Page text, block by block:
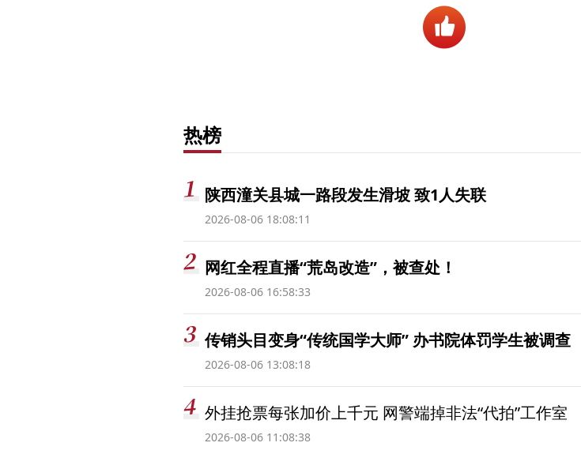
热榜
陕西潼关县城一路段发生滑坡 致1人失联
2026-08-06 18:08:11
网红全程直播“荒岛改造”，被查处！
2026-08-06 16:58:33
传销头目变身“传统国学大师” 办书院体罚学生被调查
2026-08-06 13:08:18
外挂抢票每张加价上千元 网警端掉非法“代拍”工作室
2026-08-06 11:08:38